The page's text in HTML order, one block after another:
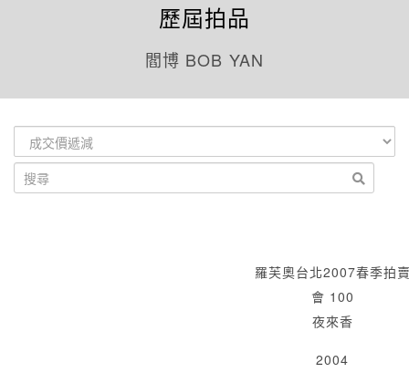
歷屆拍品
閻博 BOB YAN
羅芙奧台北2007春季拍
會 100
夜來香
2004